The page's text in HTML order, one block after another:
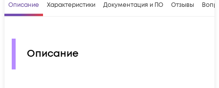
Описание Характеристики Документация и ПО Отзывы
Описание